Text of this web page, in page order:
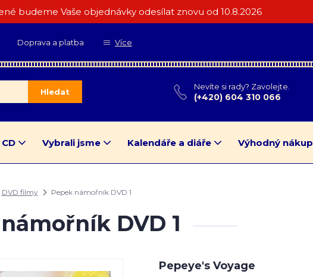
budeme Vaše objednávky odesílat znovu od 10.8.2026
Doprava a platba Více
Hledat
Nevíte si rady? Zavolejte.
(+420) 604 310 066
CD Vybrali jsme Kalendáře a diáře Výhodný nákup
DVD filmy Pepek námořník DVD 1
DVD 1
Pepeye's Voyage